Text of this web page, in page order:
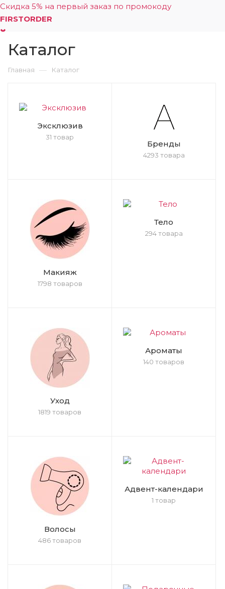
Скидка 5% на первый заказ по промокоду
FIRSTORDER
Каталог
Главная — Каталог
Эксклюзив
31 товар
Бренды
4293 товара
Макияж
1798 товаров
Тело
294 товара
Уход
1819 товаров
Ароматы
140 товаров
Волосы
486 товаров
Адвент-календари
1 товар